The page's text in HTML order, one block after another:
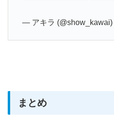
— アキラ (@show_kawai)
まとめ